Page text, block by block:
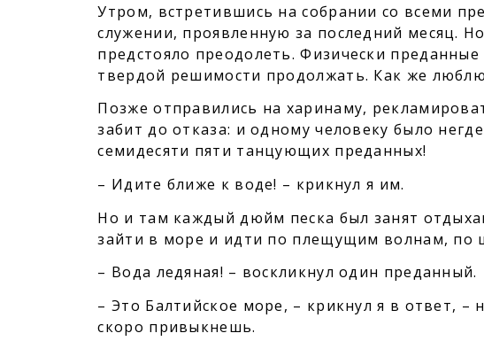
Утром, встретившись на собрании со всеми
служении, проявленную за последний месяц.
предстояло преодолеть. Физически преданные
твердой решимости продолжать. Как же
Позже отправились на харинаму,
забит до отказа: и одному человеку было
семидесяти пяти танцующих преданных!
– Идите ближе к воде! – крикнул я им.
Но и там каждый дюйм песка был занят
зайти в море и идти по плещущим волнам, по
– Вода ледяная! – воскликнул один преданный.
– Это Балтийское море, – крикнул я в ответ, –
скоро привыкнешь.